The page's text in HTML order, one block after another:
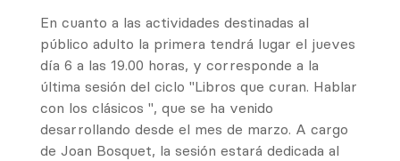
En cuanto a las actividades destinadas al
público adulto la primera tendrá lugar el jueves
día 6 a las 19.00 horas, y corresponde a la
última sesión del ciclo "Libros que curan. Hablar
con los clásicos ", que se ha venido
desarrollando desde el mes de marzo. A cargo
de Joan Bosquet, la sesión estará dedicada al